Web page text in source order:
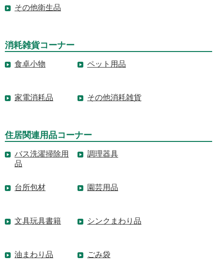
その他衛生品
消耗雑貨コーナー
食卓小物 ペット用品
家電消耗品 その他消耗雑貨
住居関連用品コーナー
バス洗濯掃除用
品
調理器具
台所包材 園芸用品
文具玩具書籍 シンクまわり品
油まわり品 ごみ袋